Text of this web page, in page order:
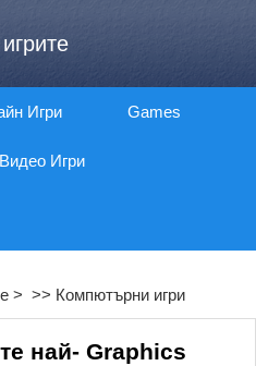
Игри Games
Видео Игри
> >> Компютърни игри
най- Graphics